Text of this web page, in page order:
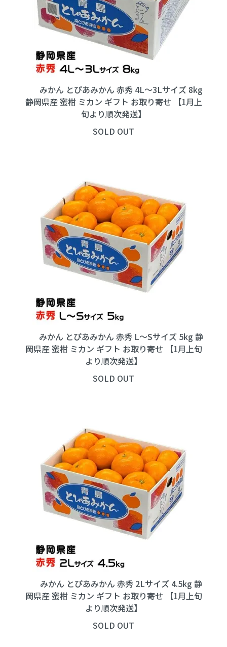
みかん とぴあみかん 赤秀 4L～3Lサイズ 8kg
静岡県産 蜜柑 ミカン ギフト お取り寄せ 【1月上
旬より順次発送】
SOLD OUT
みかん とぴあみかん 赤秀 L～Sサイズ 5kg 静
岡県産 蜜柑 ミカン ギフト お取り寄せ 【1月上旬
より順次発送】
SOLD OUT
みかん とぴあみかん 赤秀 2Lサイズ 4.5kg 静
岡県産 蜜柑 ミカン ギフト お取り寄せ 【1月上旬
より順次発送】
SOLD OUT